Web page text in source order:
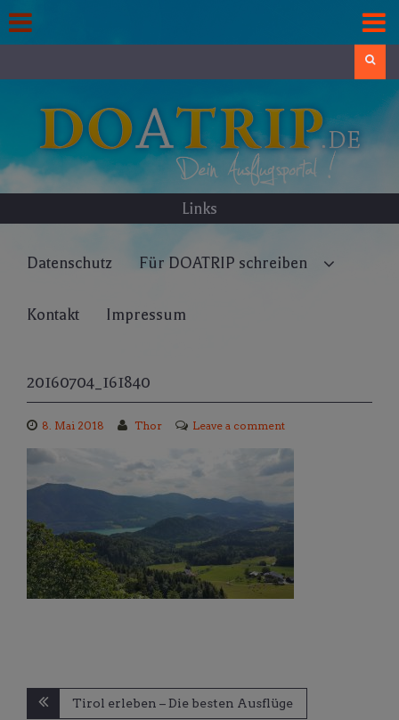
to
content
Links
Datenschutz Für DOATRIP schreiben
Kontakt Impressum
20160704_161840
8. Mai 2018 Thor Leave a comment
Beitragsnavigation
Tirol erleben – Die besten Ausflüge